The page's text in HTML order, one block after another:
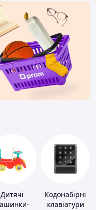
Дитячі
Кодонабірні
клавіатури